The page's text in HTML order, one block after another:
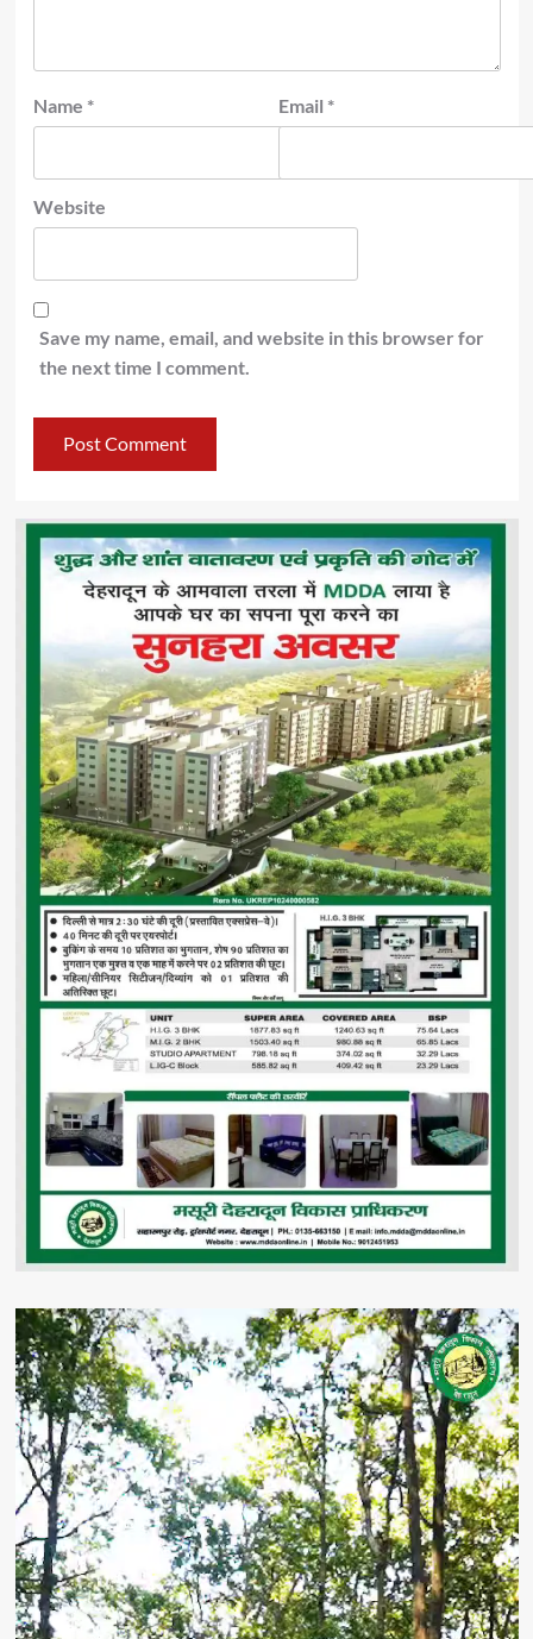
Name * Email *
Website
Save my name, email, and website in this browser for
the next time I comment.